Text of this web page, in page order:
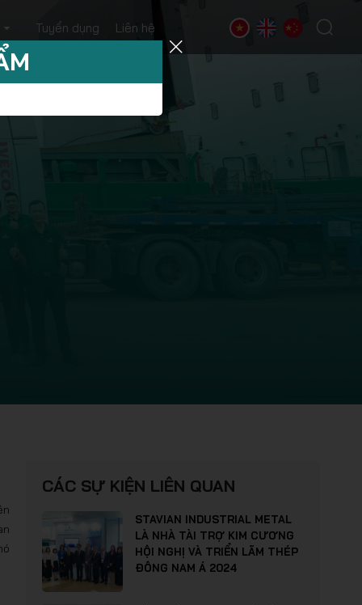
Tuyển dụng Liên hệ
CÁC SỰ KIỆN LIÊN QUAN
STAVIAN INDUSTRIAL METAL
LÀ NHÀ TÀI TRỢ KIM CƯƠNG
HỘI NGHỊ VÀ TRIỂN LÃM THÉP
ĐÔNG NAM Á 2024